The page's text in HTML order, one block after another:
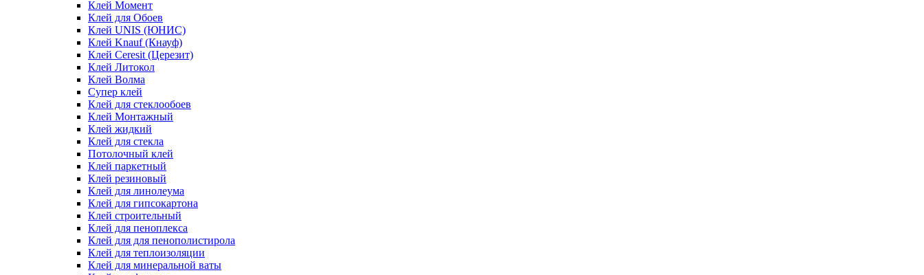
Клей Момент
Клей для Обоев
Клей UNIS (ЮНИС)
Клей Knauf (Кнауф)
Клей Ceresit (Церезит)
Клей Литокол
Клей Волма
Супер клей
Клей для стеклообоев
Клей Монтажный
Клей жидкий
Клей для стекла
Потолочный клей
Клей паркетный
Клей резиновый
Клей для линолеума
Клей для гипсокартона
Клей строительный
Клей для пеноплекса
Клей для для пенополистирола
Клей для теплоизоляции
Клей для минеральной ваты